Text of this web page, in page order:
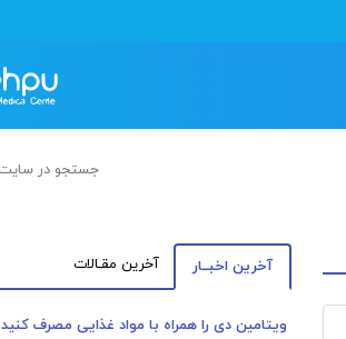
آخرین اخبــار آخرین مقـالات
ویتامین دی را همراه با مواد غذایی مصرف کنید